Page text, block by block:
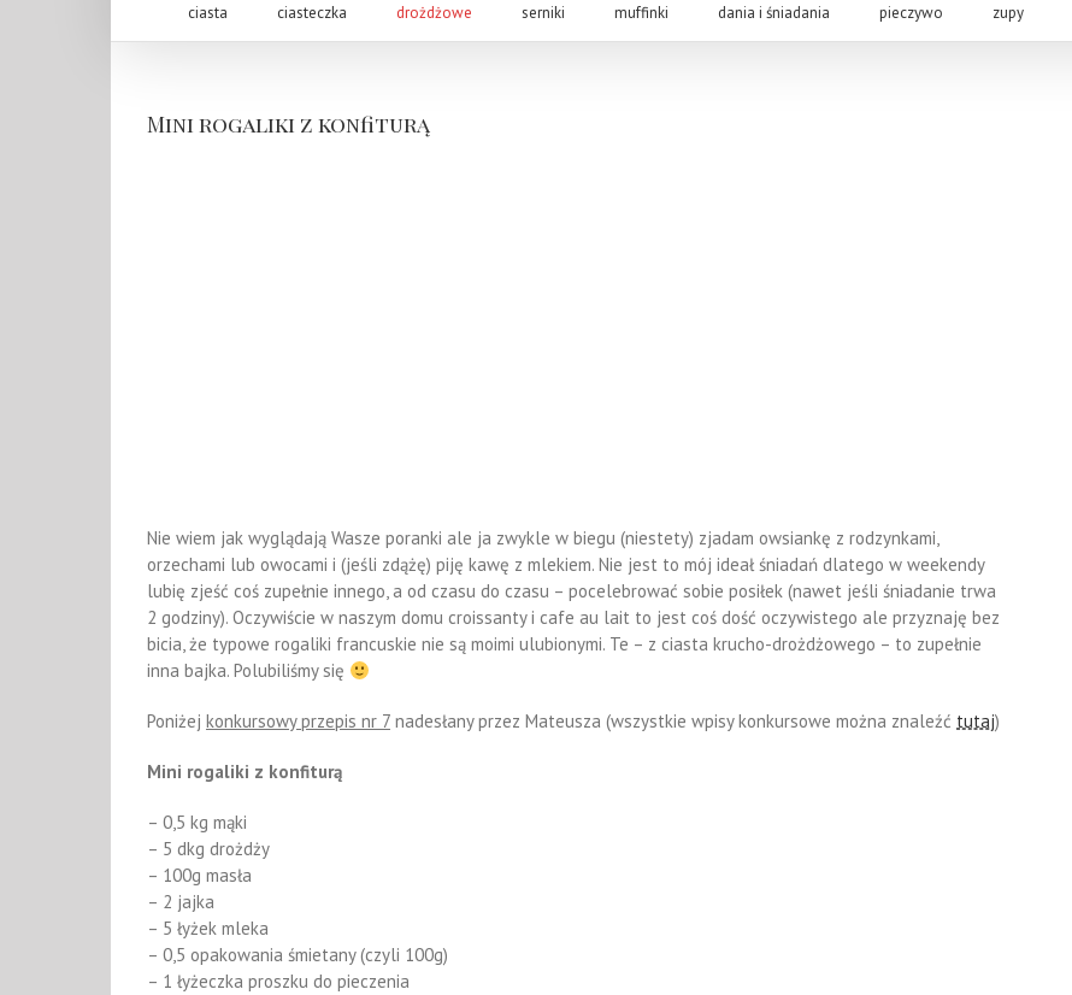
ciasta ciasteczka drożdżowe serniki muffinki dania i śniadania pieczywo zupy
Mini rogaliki z konfiturą
Nie wiem jak wyglądają Wasze poranki ale ja zwykle w biegu (niestety) zjadam owsiankę z rodzynkami,
orzechami lub owocami i (jeśli zdążę) piję kawę z mlekiem. Nie jest to mój ideał śniadań dlatego w weekendy
lubię zjeść coś zupełnie innego, a od czasu do czasu – pocelebrować sobie posiłek (nawet jeśli śniadanie trwa
2 godziny). Oczywiście w naszym domu croissanty i cafe au lait to jest coś dość oczywistego ale przyznaję bez
bicia, że typowe rogaliki francuskie nie są moimi ulubionymi. Te – z ciasta krucho-drożdżowego – to zupełnie
inna bajka. Polubiliśmy się
Poniżej konkursowy przepis nr 7 nadesłany przez Mateusza (wszystkie wpisy konkursowe można znaleźć tutaj)
Mini rogaliki z konfiturą
– 0,5 kg mąki
– 5 dkg drożdży
– 100g masła
– 2 jajka
– 5 łyżek mleka
– 0,5 opakowania śmietany (czyli 100g)
– 1 łyżeczka proszku do pieczenia